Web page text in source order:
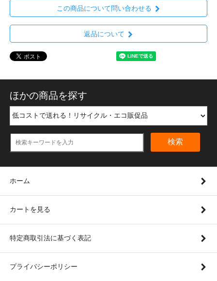
この商品について問い合わせる
返品について
ほかの商品を探す
検索
ホーム
カートを見る
特定商取引法に基づく表記
プライバシーポリシー